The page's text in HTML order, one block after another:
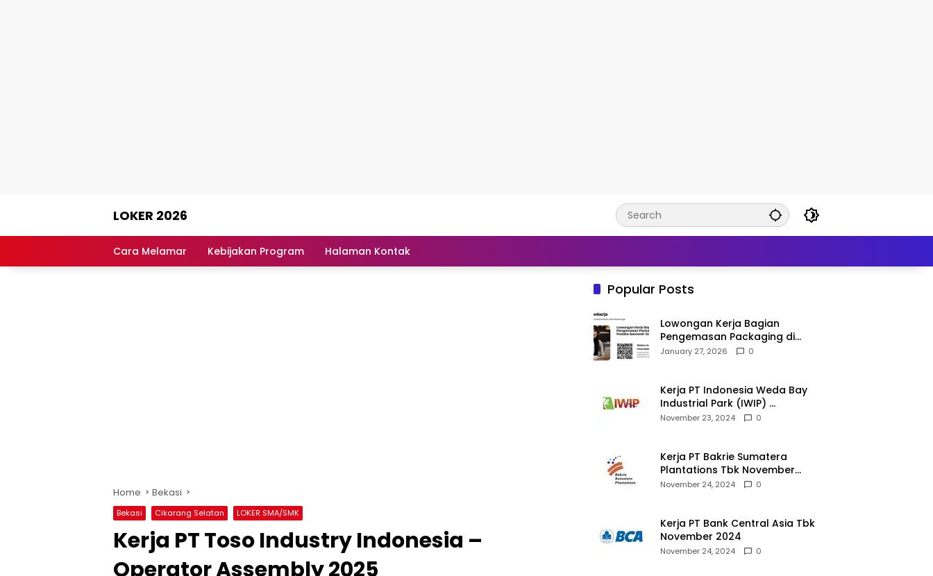
LOKER 2026
Lowongan
Cara Melamar Kebijakan Program Halaman Kontak
Home Bekasi
Bekasi Cikarang Selatan LOKER SMA/SMK
Kerja PT Toso Industry Indonesia –
Operator Assembly 2025
Popular Posts
Lowongan Kerja Bagian
Pengemasan Packaging di
Pusaka Souvenir Gallery
January 27, 2026 0
Kerja PT Indonesia Weda Bay
Industrial Park (IWIP)
November 2024
November 23, 2024 0
Kerja PT Bakrie Sumatera
Plantations Tbk November
2024
November 24, 2024 0
Kerja PT Bank Central Asia Tbk
November 2024
November 24, 2024 0